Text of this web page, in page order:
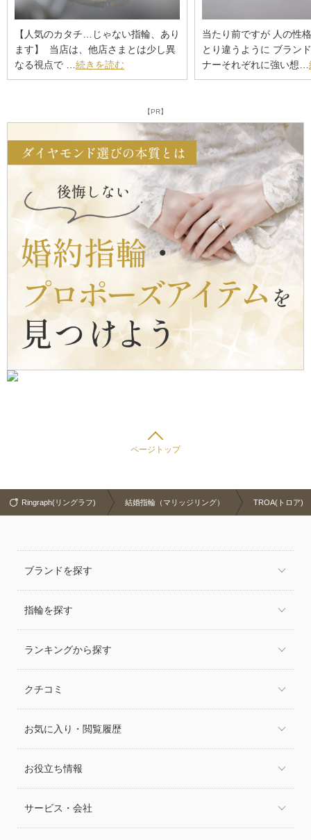
【人気のカタチ…じゃない指輪、あり
ます】 ⁡ 当店は、他店さまとは少し異
なる視点で … 続きを読む
当たり前ですが 人の性
とり違うように ブラン
ナーそれぞれに強い想…
【PR】
ページトップ
Ringraph(リングラフ) 結婚指輪（マリッジリング） TROA(トロア)
ブランドを探す
指輪を探す
ランキングから探す
クチコミ
お気に入り・閲覧履歴
お役立ち情報
サービス・会社